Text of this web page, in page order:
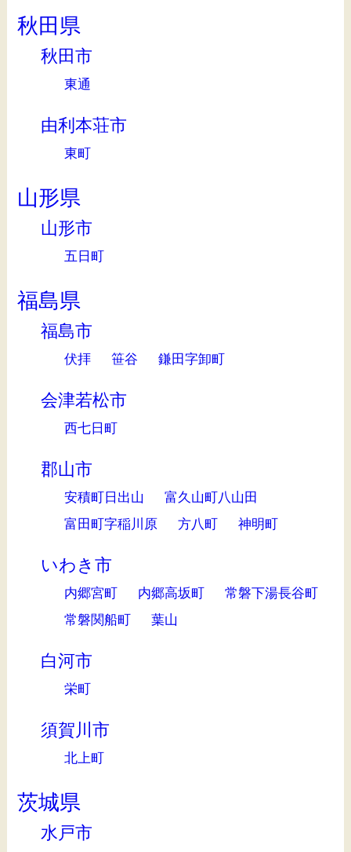
秋田県
秋田市
東通
由利本荘市
東町
山形県
山形市
五日町
福島県
福島市
伏拝 笹谷 鎌田字卸町
会津若松市
西七日町
郡山市
安積町日出山
富久山町八山田
富田町字稲川原
方八町 神明町
いわき市
内郷宮町 内郷高坂町
常磐下湯長谷町
常磐関船町
葉山
白河市
栄町
須賀川市
北上町
茨城県
水戸市